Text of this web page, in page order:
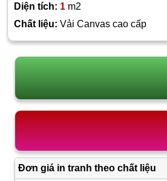
Diện tích: 1 m2
Chất liệu: Vải Canvas cao cấp
Đơn giá in tranh theo chất liệu